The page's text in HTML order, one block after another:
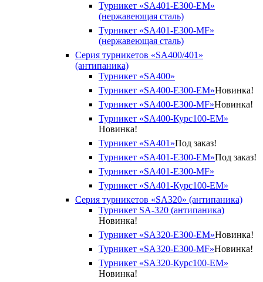
Турникет «SA401-E300-EM»
(нержавеющая сталь)
Турникет «SA401-E300-MF»
(нержавеющая сталь)
Серия турникетов «SA400/401»
(антипаника)
Турникет «SA400»
Турникет «SA400-Е300-EM»Новинка!
Турникет «SA400-Е300-MF»Новинка!
Турникет «SA400-Курс100-EM»
Новинка!
Турникет «SA401»Под заказ!
Турникет «SA401-E300-EM»Под заказ!
Турникет «SA401-E300-MF»
Турникет «SA401-Курс100-EM»
Серия турникетов «SA320» (антипаника)
Турникет SA-320 (антипаника)
Новинка!
Турникет «SA320-Е300-EM»Новинка!
Турникет «SA320-Е300-MF»Новинка!
Турникет «SA320-Курс100-EM»
Новинка!